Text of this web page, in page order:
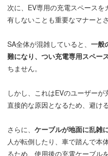
次に、EV専用の充電スペース
有しないことも重要なマナーと
SA全体が混雑していると、 一般
難になり、つい充電専用スペー
ちません。
しかし、これはEVのユーザー
直接的な原因となるため、避け
さらに、 ケーブルが地面に乱雑
人が転倒したり、車で踏んで本
るため、使用後の充電ケーブル